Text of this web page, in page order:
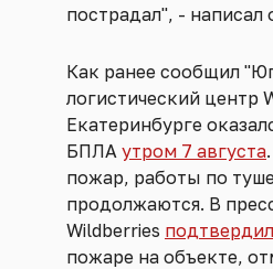
пострадал", - написал
Как ранее сообщил
логистический центр
Екатеринбурге
БПЛА утром 7 августа
пожар, работы по
продолжаются. В
Wildberries
пожаре на объекте,